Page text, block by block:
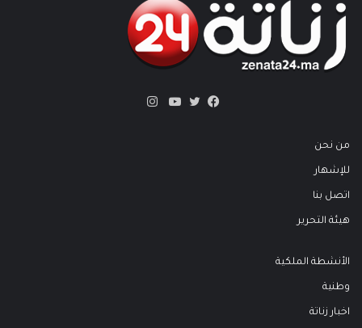
من نحن
للإشهار
اتصل بنا
هيئة التحرير
الأنشطة الملكية
وطنية
اخبار زناتة